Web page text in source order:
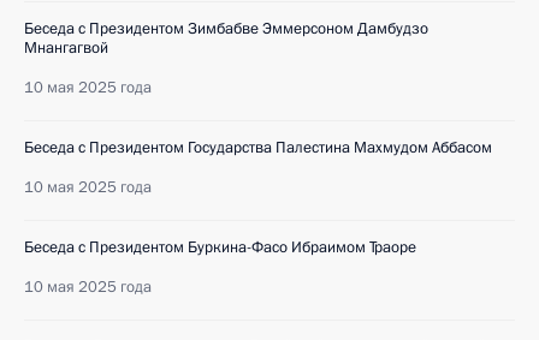
Беседа с Президентом Зимбабве Эммерсоном Дамбудзо
Мнангагвой
10 мая 2025 года
Беседа с Президентом Государства Палестина Махмудом Аббасом
10 мая 2025 года
Беседа с Президентом Буркина-Фасо Ибраимом Траоре
10 мая 2025 года